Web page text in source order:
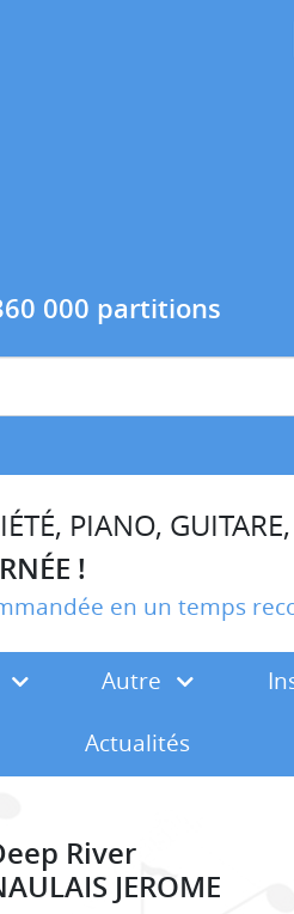
000 partitions
PIANO, GUITARE,
!
en un temps
Autre
Actualités
River
JEROME